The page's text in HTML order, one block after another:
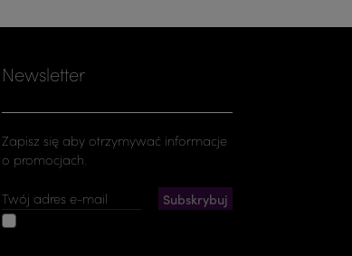
Newsletter
Zapisz się aby otrzymywać informacje
o promocjach.